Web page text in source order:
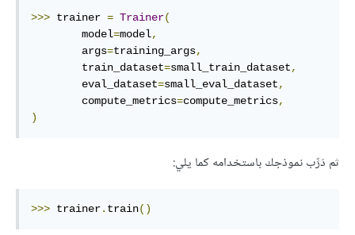
>>> trainer = Trainer(
        model
=model,
        args
=training_args,
        train_dataset
=small_train_dataset,
        eval_dataset
=small_eval_dataset,
        compute_metrics
=compute_metrics,
)
ثم دَرِّب نموذجك باستخدامه كما يلي:
>>> trainer. train()